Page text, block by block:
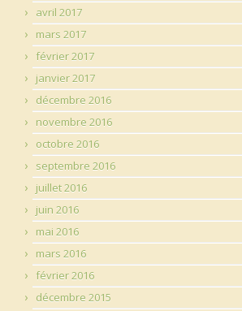
avril 2017
mars 2017
février 2017
janvier 2017
décembre 2016
novembre 2016
octobre 2016
septembre 2016
juillet 2016
juin 2016
mai 2016
mars 2016
février 2016
décembre 2015